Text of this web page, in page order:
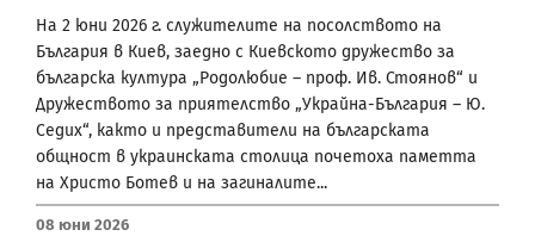
На 2 юни 2026 г. служителите на посолството на
България в Киев, заедно с Киевското дружество за
българска култура „Родолюбие – проф. Ив. Стоянов“ и
Дружеството за приятелство „Украйна-България – Ю.
Седих“, както и представители на българската
общност в украинската столица почетоха паметта
на Христо Ботев и на загиналите...
08 Юни 2026